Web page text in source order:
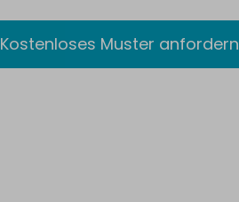
Kostenloses Muster anfordern